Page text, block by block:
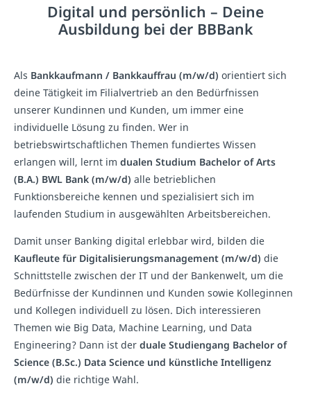
Digital und persönlich – Deine
Ausbildung bei der BBBank
Als Bankkaufmann / Bankkauffrau (m/w/d) orientiert sich
deine Tätigkeit im Filialvertrieb an den Bedürfnissen
unserer Kundinnen und Kunden, um immer eine
individuelle Lösung zu finden. Wer in
betriebswirtschaftlichen Themen fundiertes Wissen
erlangen will, lernt im dualen Studium Bachelor of Arts
(B.A.) BWL Bank (m/w/d) alle betrieblichen
Funktionsbereiche kennen und spezialisiert sich im
laufenden Studium in ausgewählten Arbeitsbereichen.
Damit unser Banking digital erlebbar wird, bilden die
Kaufleute für Digitalisierungsmanagement (m/w/d) die
Schnittstelle zwischen der IT und der Bankenwelt, um die
Bedürfnisse der Kundinnen und Kunden sowie Kolleginnen
und Kollegen individuell zu lösen. Dich interessieren
Themen wie Big Data, Machine Learning, und Data
Engineering? Dann ist der duale Studiengang Bachelor of
Science (B.Sc.) Data Science und künstliche Intelligenz
(m/w/d) die richtige Wahl.